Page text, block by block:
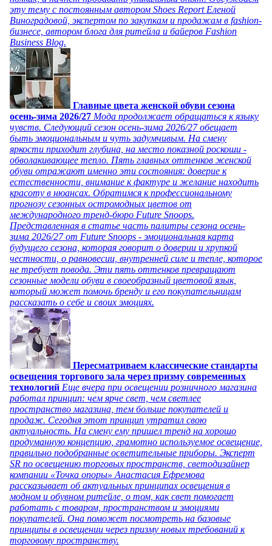
эту тему с постоянным автором Shoes Report Еленой
Виноградовой, экспертом по закупкам и продажам в fashion-
бизнесе, автором блога для ритейла и байеров Fashion
Business Blog.
Главные цвета женской обуви сезона
осень-зима 2026/27 Мода продолжает обращаться к языку
чувств. Следующий сезон осень-зима 2026/27 обещает
быть эмоциональным и чуть задумчивым. На смену
яркости приходит глубина, на место показной роскоши -
обволакивающее тепло. Пять главных оттенков женской
обуви отражают именно эти состояния: доверие к
естественности, внимание к фактуре и желание находить
красоту в нюансах. Обратимся к профессиональному
прогнозу сезонных остромодных цветов от
международного тренд-бюро Future Snoops.
Представленная в статье часть палитры сезона осень-
зима 2026/27 от Future Snoops - эмоциональная карта
будущего сезона, которая говорит о доверии и хрупкой
честности, о равновесии, внутренней силе и тепле, которое
не требует повода. Эти пять оттенков превращают
сезонные модели обуви в своеобразный цветовой язык,
который может помочь бренду и его покупательницам
рассказать о себе и своих эмоциях.
Пересматриваем классические стандарты
освещения торгового зала через призму современных
технологий Еще вчера при освещении розничного магазина
работал принцип: чем ярче свет, чем светлее
пространство магазина, тем больше покупателей и
продаж. Сегодня этот принцип утратил свою
актуальность. На смену ему пришел тренд на хорошо
продуманную концепцию, грамотно используемое освещение,
правильно подобранные осветительные приборы. Эксперт
SR по освещению торговых пространств, светодизайнер
компании «Точка опоры» Анастасия Ефремова
рассказывает об актуальных принципах освещения в
модном и обувном ритейле, о том, как свет помогает
работать с товаром, пространством и эмоциями
покупателей. Она поможет посмотреть на базовые
принципы в освещении через призму новых требований к
торговому пространству.